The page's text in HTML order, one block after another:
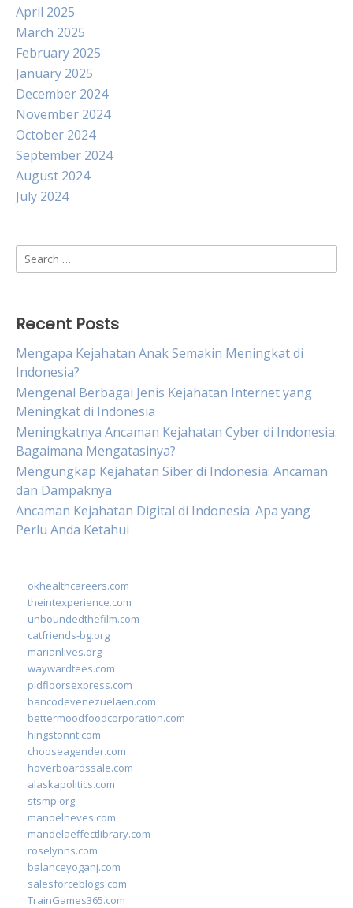
April 2025
March 2025
February 2025
January 2025
December 2024
November 2024
October 2024
September 2024
August 2024
July 2024
Search
for:
Recent Posts
Mengapa Kejahatan Anak Semakin Meningkat di
Indonesia?
Mengenal Berbagai Jenis Kejahatan Internet yang
Meningkat di Indonesia
Meningkatnya Ancaman Kejahatan Cyber di Indonesia:
Bagaimana Mengatasinya?
Mengungkap Kejahatan Siber di Indonesia: Ancaman
dan Dampaknya
Ancaman Kejahatan Digital di Indonesia: Apa yang
Perlu Anda Ketahui
okhealthcareers.com
theintexperience.com
unboundedthefilm.com
catfriends-bg.org
marianlives.org
waywardtees.com
pidfloorsexpress.com
bancodevenezuelaen.com
bettermoodfoodcorporation.com
hingstonnt.com
chooseagender.com
hoverboardssale.com
alaskapolitics.com
stsmp.org
manoelneves.com
mandelaeffectlibrary.com
roselynns.com
balanceyoganj.com
salesforceblogs.com
TrainGames365.com